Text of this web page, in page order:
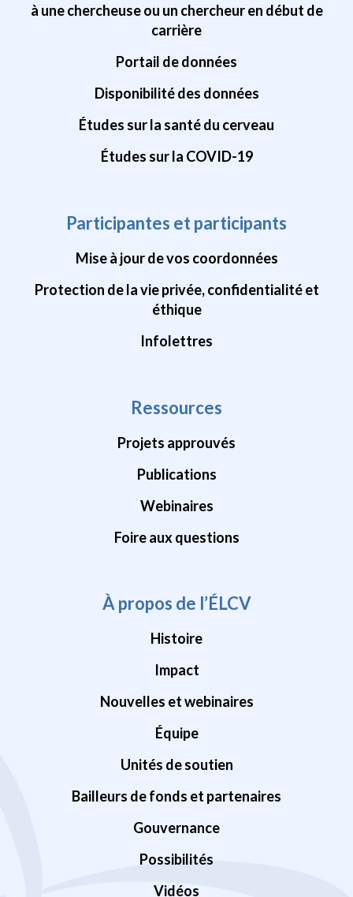
à une chercheuse ou un chercheur en début de
carrière
Portail de données
Disponibilité des données
Études sur la santé du cerveau
Études sur la COVID-19
Participantes et participants
Mise à jour de vos coordonnées
Protection de la vie privée, confidentialité et
éthique
Infolettres
Ressources
Projets approuvés
Publications
Webinaires
Foire aux questions
À propos de l’ÉLCV
Histoire
Impact
Nouvelles et webinaires
Équipe
Unités de soutien
Bailleurs de fonds et partenaires
Gouvernance
Possibilités
Vidéos